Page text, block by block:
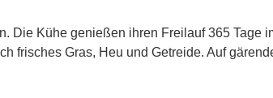
Die Kühe genießen ihren Freilauf 365 Tage
frisches Gras, Heu und Getreide. Auf